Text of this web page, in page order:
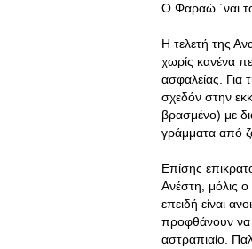
Ο Φαραώ ΄ναι το
Η τελετή της
χωρίς κανένα
ασφαλείας. Για
σχεδόν στην
βρασμένο) με
γράμματα από
Επίσης
Ανέστη, μόλις
επειδή είναι
προφθάνουν να
αστραπιαίο.